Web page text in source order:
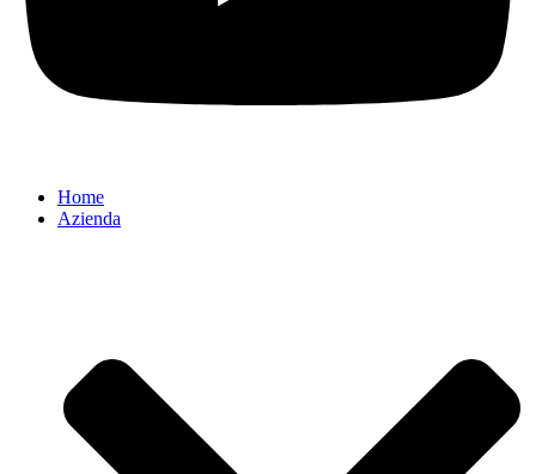
Home
Azienda